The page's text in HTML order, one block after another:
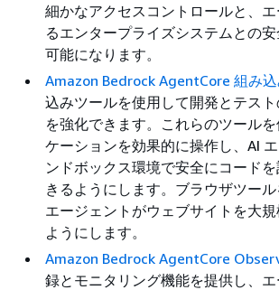
細かなアクセスコントロールと、
るエンタープライズシステムとの
可能になります。
Amazon Bedrock AgentCore 組み
込みツールを使用して開発とテス
を強化できます。これらのツール
ケーションを効果的に操作し、AI
ンドボックス環境で安全にコード
きるようにします。ブラウザツー
エージェントがウェブサイトを大
ようにします。
Amazon Bedrock AgentCore
録とモニタリング機能を提供し、